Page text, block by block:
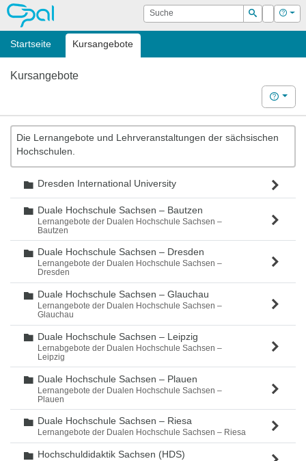
OPAL Suche
Suchen
Login Hilfe
Startseite Kursangebote
Kursangebote
Hilfe
Die Lernangebote und Lehrveranstaltungen der sächsischen
Hochschulen.
Ordner
Dresden International University
Ordner
Duale Hochschule Sachsen – Bautzen
Lernangebote der Dualen Hochschule Sachsen –
Bautzen
Ordner
Duale Hochschule Sachsen – Dresden
Lernangebote der Dualen Hochschule Sachsen –
Dresden
Ordner
Duale Hochschule Sachsen – Glauchau
Lernangebote der Dualen Hochschule Sachsen –
Glauchau
Ordner
Duale Hochschule Sachsen – Leipzig
Lernabgebote der Dualen Hochschule Sachsen –
Leipzig
Ordner
Duale Hochschule Sachsen – Plauen
Lernangebote der Dualen Hochschule Sachsen –
Plauen
Ordner
Duale Hochschule Sachsen – Riesa
Lernangebote der Dualen Hochschule Sachsen – Riesa
Ordner
Hochschuldidaktik Sachsen (HDS)